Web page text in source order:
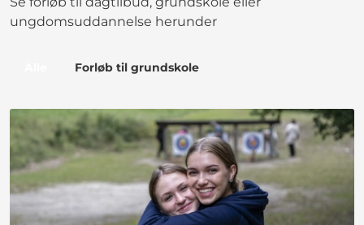
ungdomsuddannelse herunder
Forløb til grundskole